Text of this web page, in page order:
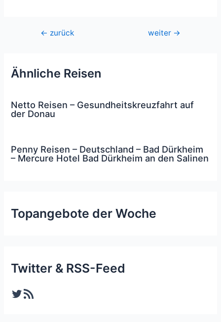
Beitragsnavigation
← zurück weiter →
Ähnliche Reisen
Netto Reisen – Gesundheitskreuzfahrt auf
der Donau
Penny Reisen – Deutschland – Bad Dürkheim
– Mercure Hotel Bad Dürkheim an den Salinen
Topangebote der Woche
Twitter & RSS-Feed
Twitter RSS-Feed